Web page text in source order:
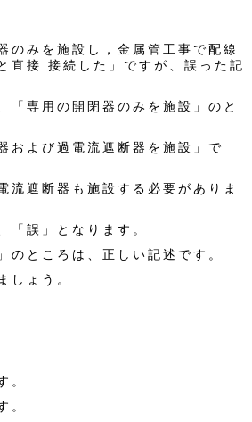
みを施設し，金属管工事で配線
直接 接続した」ですが、誤った記
「 専用の開閉器のみを施設 」のと
および過電流遮断器を施設 」で
遮断器も施設する必要がありま
誤」となります。
」のところは、正しい記述です。
しょう。
。
。